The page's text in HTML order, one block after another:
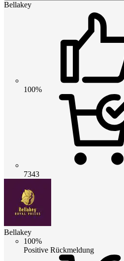
Bellakey
100%
7343
Bellakey
100%
Positive Rückmeldung